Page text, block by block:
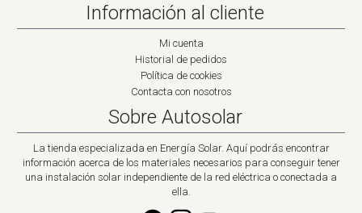
Información al cliente
Mi cuenta
Historial de pedidos
Política de cookies
Contacta con nosotros
Sobre Autosolar
La tienda especializada en Energía Solar. Aquí podrás encontrar
información acerca de los materiales necesarios para conseguir tener
una instalación solar independiente de la red eléctrica o conectada a
ella.